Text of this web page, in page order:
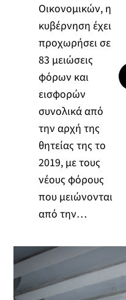
Οικονομικών, η
κυβέρνηση έχει
προχωρήσει σε
83 μειώσεις
φόρων και
εισφορών
συνολικά από
την αρχή της
θητείας της το
2019, με τους
νέους φόρους
που μειώνονται
από την…